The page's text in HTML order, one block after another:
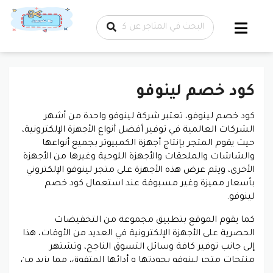
تخطي إلى
المحتوى
كود خصم لينوفو
كود خصم لينوفو، تعتبر شركة لينوفو واحدة من أشهر
الشركات العالمية في توفير أفضل أنواع الأجهزة الإلكترونية،
حيث يقوم المتجر بإنتاج أجهزة الكمبيوتر بجميع أنواعها
والشاشات والملحقات والأجهزة اللوحية وغيرها من الأجهزة
الأخرى، ويتم عرض هذه الأجهزة على متجر لينوفو الإلكتروني
بأسعار مميزة وغير مسبوقة عند استعمال كود خصم
لينوفو.
كما يقوم الموقع بتطبيق مجموعة من التخفيضات
الحصرية على الأجهزة الإلكترونية في العديد من الأوقات، هذا
إلى جانب توفير كافة وسائل التسوق الناجح، وتشتهر
منتجات متجر لينوفو بجودتها و أدائها المتفوق، مما يزيد من